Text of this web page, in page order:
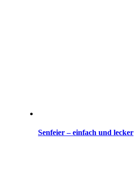
Senfeier – einfach und lecker